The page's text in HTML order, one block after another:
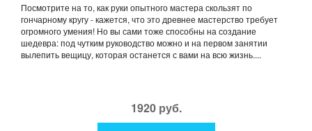
Посмотрите на то, как руки опытного мастера скользят по
гончарному кругу - кажется, что это древнее мастерство требует
огромного умения! Но вы сами тоже способны на создание
шедевра: под чутким руководство можно и на первом занятии
вылепить вещицу, которая останется с вами на всю жизнь....
1920 руб.